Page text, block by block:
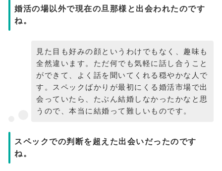
婚活の場以外で現在の旦那様と出会われたのです
ね。
見た目も好みの顔というわけでもなく、趣味も
全然違います。ただ何でも気軽に話し合うこと
ができて、よく話を聞いてくれる穏やかな人で
す。スペックばかりが最初にくる婚活市場で出
会っていたら、たぶん結婚しなかったかなと思
うので、本当に結婚って難しいものです。
スペックでの判断を超えた出会いだったのです
ね。